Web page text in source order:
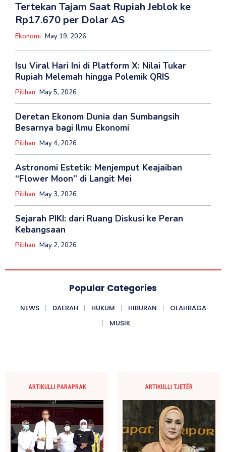
Tertekan Tajam Saat Rupiah Jeblok ke
Rp17.670 per Dolar AS
Ekonomi May 19, 2026
Isu Viral Hari Ini di Platform X: Nilai Tukar
Rupiah Melemah hingga Polemik QRIS
Pilihan May 5, 2026
Deretan Ekonom Dunia dan Sumbangsih
Besarnya bagi Ilmu Ekonomi
Pilihan May 4, 2026
Astronomi Estetik: Menjemput Keajaiban
“Flower Moon” di Langit Mei
Pilihan May 3, 2026
Sejarah PIKI: dari Ruang Diskusi ke Peran
Kebangsaan
Pilihan May 2, 2026
Popular Categories
NEWS DAERAH HUKUM HIBURAN
OLAHRAGA
MUSIK
ARTIKULLI PARAPRAK ARTIKULLI TJETËR